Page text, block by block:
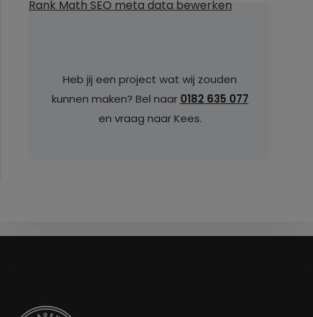
Rank Math SEO meta data bewerken
Heb jij een project wat wij zouden
kunnen maken? Bel naar 0182 635 077
en vraag naar Kees.